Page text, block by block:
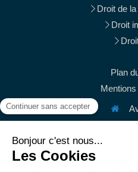
Droit de
Droit
Plan
38 rue
Afficher